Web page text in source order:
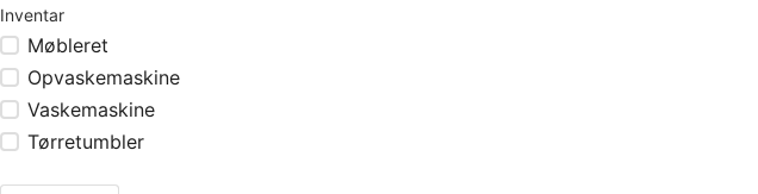
Inventar
Møbleret
Opvaskemaskine
Vaskemaskine
Tørretumbler